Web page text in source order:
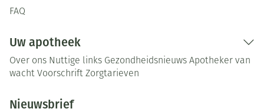
FAQ
Uw apotheek
Over ons Nuttige links Gezondheidsnieuws Apotheker van
wacht Voorschrift Zorgtarieven
Nieuwsbrief